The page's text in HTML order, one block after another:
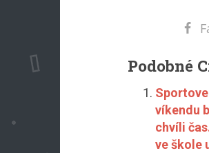
Podobné
víkendu
chvíli
ve škole